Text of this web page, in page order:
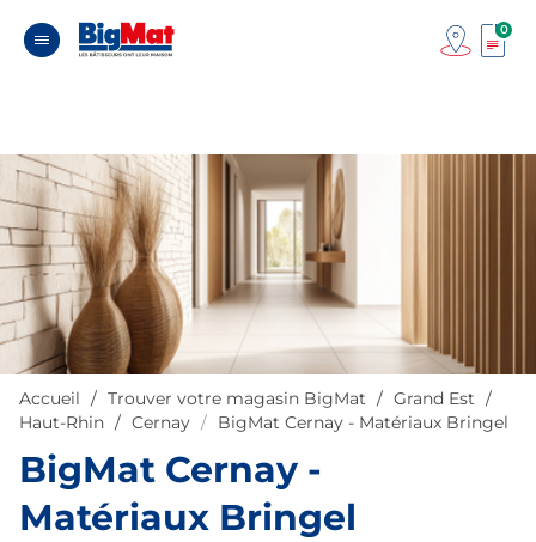
0
Accueil Trouver votre magasin BigMat
Grand Est
Haut-Rhin
Cernay BigMat Cernay - Matériaux Bringel
BigMat Cernay -
Matériaux Bringel